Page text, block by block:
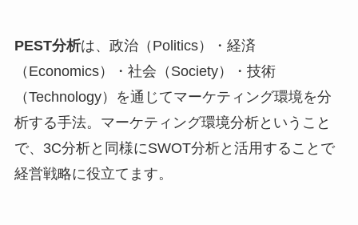
PEST分析は、政治（Politics）・経済
（Economics）・社会（Society）・技術
（Technology）を通じてマーケティング環境を分
析する手法。マーケティング環境分析ということ
で、3C分析と同様にSWOT分析と活用することで
経営戦略に役立てます。